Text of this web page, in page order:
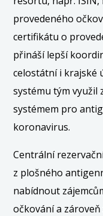
provedeného
certifikátu o
přináší lepší
celostátní i krajské
systému tým využil
systémem pro
koronavirus.
Centrální
z plošného
nabídnout
očkování a